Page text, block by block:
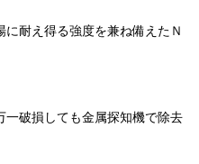
耐え得る強度を兼ね備えたＮ
破損しても金属探知機で除去